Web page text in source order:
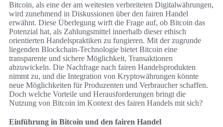
Bitcoin, als eine der am weitesten verbreiteten Digitalwährungen,
wird zunehmend in Diskussionen über den fairen Handel
erwähnt. Diese Überlegung wirft die Frage auf, ob Bitcoin das
Potenzial hat, als Zahlungsmittel innerhalb dieser ethisch
orientierten Handelspraktiken zu fungieren. Mit der zugrunde
liegenden Blockchain-Technologie bietet Bitcoin eine
transparente und sichere Möglichkeit, Transaktionen
abzuwickeln. Die Nachfrage nach fairen Handelsprodukten
nimmt zu, und die Integration von Kryptowährungen könnte
neue Möglichkeiten für Produzenten und Verbraucher schaffen.
Doch welche Vorteile und Herausforderungen bringt die
Nutzung von Bitcoin im Kontext des fairen Handels mit sich?
Einführung in Bitcoin und den fairen Handel